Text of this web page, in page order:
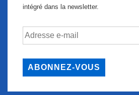
intégré dans la newsletter.
Adresse
ABONNEZ-VOUS